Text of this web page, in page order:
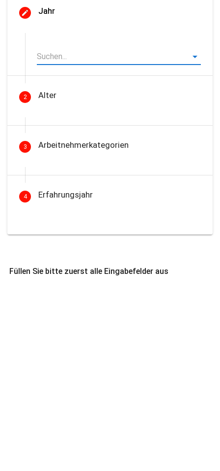
Jahr
2 Alter
3 Arbeitnehmerkategorien
4 Erfahrungsjahr
Füllen Sie bitte zuerst alle Eingabefelder aus